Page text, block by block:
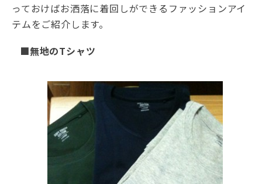
っておけばお洒落に着回しができるファッションアイ
テムをご紹介します。
■無地のTシャツ